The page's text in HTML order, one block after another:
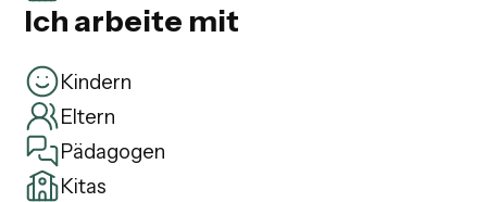
Ich arbeite mit
Kindern
Eltern
Pädagogen
Kitas